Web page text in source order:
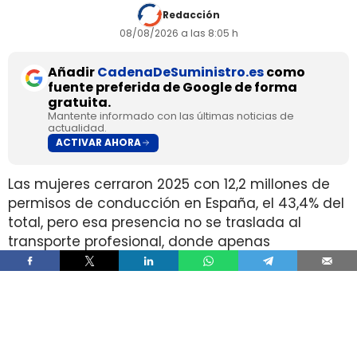
Redacción
08/08/2026 a las 8:05 h
AñadirCadenaDeSuministro.escomo
fuente preferida de Google de forma
gratuita.
Mantente informado con las últimas noticias de
actualidad.
ACTIVAR AHORA
Las mujeres cerraron 2025 con 12,2 millones de
permisos de conducción en España, el 43,4% del
total, pero esa presencia no se traslada al
transporte profesional, donde apenas
representan el 2% de un colectivo de 250.000